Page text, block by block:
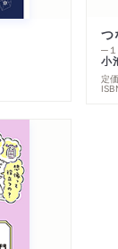
つ
─
小
定